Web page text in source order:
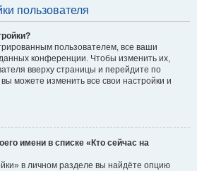
пользователя
пользователем, все ваши
конференции. Чтобы изменить их,
вверху страницы и перейдите по
вы можете изменить все свои настройки и
имени в списке «Кто сейчас на
в личном разделе вы найдёте опцию